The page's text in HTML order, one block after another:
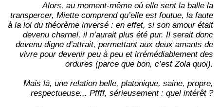
Alors, au moment-même où elle sent la balle la
transpercer, Miette comprend qu’elle est foutue, la faute
à la loi du théorème inversé : en effet, si son amour était
devenu charnel, il n’aurait plus été pur. Il serait donc
devenu digne d’attrait, permettant aux deux amants de
vivre pour devenir peu à peu et irrémédiablement des
ordures (parce que bon, c’est Zola quoi).
Mais là, une relation belle, platonique, saine, propre,
respectueuse... Pffff, sérieusement : quel intérêt ?